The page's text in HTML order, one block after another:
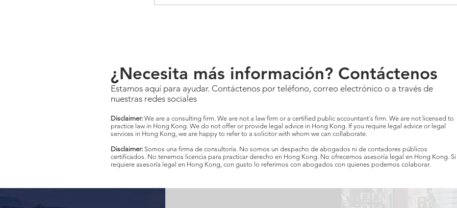
¿Necesita más información? Contáctenos
Estamos aquí para ayudar. Contáctenos por teléfono, correo electrónico o a través de
nuestras redes sociales
Disclaimer: We are a consulting firm. We are not a law firm or a certified public accountant´s firm. We are not licensed to
practice law in Hong Kong. We do not offer or provide legal advice in Hong Kong. If you require legal advice or legal
services in Hong Kong, we are happy to refer to a solicitor with whom we can collaborate.
Disclaimer: Somos una firma de consultoría. No somos un despacho de abogados ni de contadores públicos
certificados. No tenemos licencia para practicar derecho en Hong Kong. No ofrecemos asesoría legal en Hong Kong. Si
requiere asesoría legal en Hong Kong, con gusto lo referimos con abogados con quienes podemos colaborar.